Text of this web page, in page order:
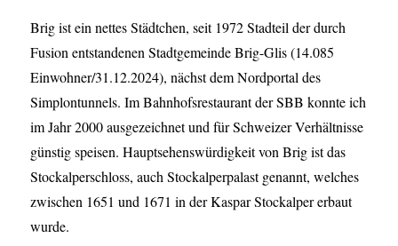
Brig ist ein nettes Städtchen, seit 1972 Stadteil der durch
Fusion entstandenen Stadtgemeinde Brig-Glis (14.085
Einwohner/31.12.2024), nächst dem Nordportal des
Simplontunnels. Im Bahnhofsrestaurant der SBB konnte ich
im Jahr 2000 ausgezeichnet und für Schweizer Verhältnisse
günstig speisen. Hauptsehenswürdigkeit von Brig ist das
Stockalperschloss, auch Stockalperpalast genannt, welches
zwischen 1651 und 1671 in der Kaspar Stockalper erbaut
wurde.